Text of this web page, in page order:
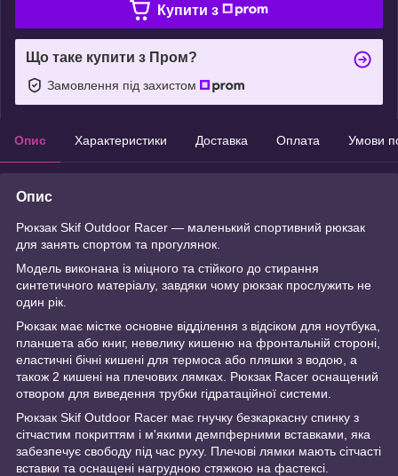
Купити з
Що таке купити з Пром?
Замовлення під захистом
Опис Характеристики Доставка Оплата Умови
Опис
Рюкзак Skif Outdoor Racer — маленький спортивний рюкзак
для занять спортом та прогулянок.
Модель виконана із міцного та стійкого до стирання
синтетичного матеріалу, завдяки чому рюкзак прослужить не
один рік.
Рюкзак має містке основне відділення з відсіком для ноутбука,
планшета або книг, невелику кишеню на фронтальній стороні,
еластичні бічні кишені для термоса або пляшки з водою, а
також 2 кишені на плечових лямках. Рюкзак Racer оснащений
отвором для виведення трубки гідратаційної системи.
Рюкзак Skif Outdoor Racer має гнучку безкаркасну спинку з
сітчастим покриттям і м'якими демпферними вставками, яка
забезпечує свободу під час руху. Плечові лямки мають сітчасті
вставки та оснащені нагрудною стяжкою на фастексі.